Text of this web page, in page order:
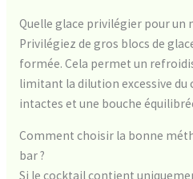
Quelle glace privilégier pour un
Privilégiez de gros blocs de
formée. Cela permet un
limitant la dilution excessive du
intactes et une bouche
Comment choisir la bonne
bar ?
Si le cocktail contient